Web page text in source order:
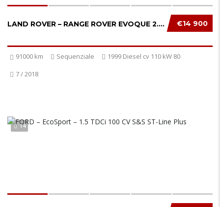
€14 900
LAND ROVER – RANGE ROVER EVOQUE 2.0 TD4 150C...
91000 km Sequenziale
1999 Diesel cv 110 kW 80
7 / 2018
14